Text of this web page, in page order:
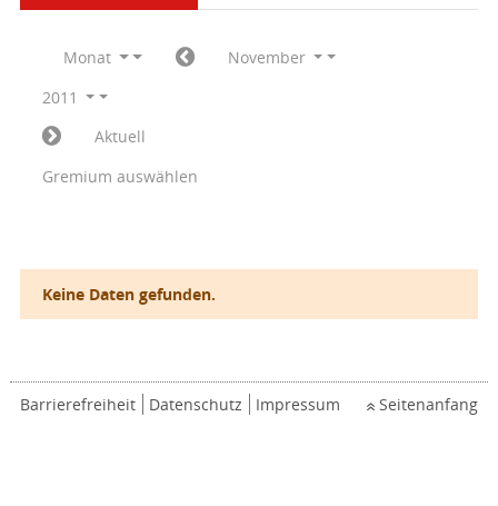
Monat
November
2011
Aktuell
Gremium auswählen
Keine Daten gefunden.
Barrierefreiheit Datenschutz Impressum Seitenanfang